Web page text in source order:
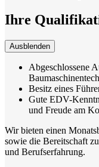
Ihre
Ausblenden
Abgeschlossene
Besitz eines
Gute EDV-
und Freude am
Wir bieten einen
sowie die Bereitschaft
und Berufserfahrung.